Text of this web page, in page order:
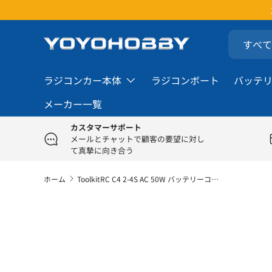
コンテンツへスキップ
検索
商品タイプ
すべて
ラジコンカー本体 ラジコンボート
バッテ
メーカー一覧
カスタマーサポート
メールとチャットで顧客の要望に対し
て真摯に向き合う
ホーム ToolkitRC C4 2-4S AC 50W バッテリーコンパクトバランス充電器